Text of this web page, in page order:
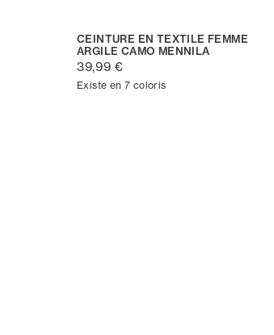
CEINTURE EN TEXTILE FEMME
ARGILE CAMO MENNILA
39,99 €
Existe en 7 coloris